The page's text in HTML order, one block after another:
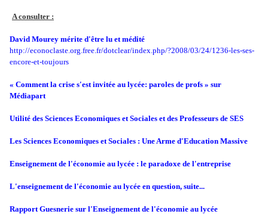
A consulter :
David Mourey mérite d'être lu et médité
http://econoclaste.org.free.fr/dotclear/index.php/?2008/03/24/1236-les-ses-
encore-et-toujours
« Comment la crise s'est invitée au lycée: paroles de profs » sur
Médiapart
Utilité des Sciences Economiques et Sociales et des Professeurs de SES
Les Sciences Economiques et Sociales : Une Arme d'Education Massive
Enseignement de l'économie au lycée : le paradoxe de l'entreprise
L'enseignement de l'économie au lycée en question, suite...
Rapport Guesnerie sur l'Enseignement de l'économie au lycée